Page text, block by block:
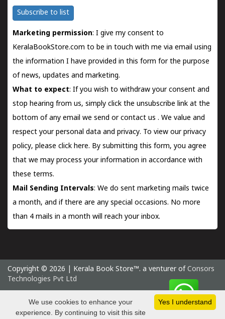
Subscribe to list
Marketing permission: I give my consent to
KeralaBookStore.com to be in touch with me via email using
the information I have provided in this form for the purpose
of news, updates and marketing.
What to expect: If you wish to withdraw your consent and
stop hearing from us, simply click the unsubscribe link at the
bottom of any email we send orcontact us . We value and
respect your personal data and privacy. To view our privacy
policy, please click here. By submitting this form, you agree
that we may process your information in accordance with
these terms.
Mail Sending Intervals: We do sent marketing mails twice
a month, and if there are any special occasions. No more
than 4 mails in a month will reach your inbox.
Copyright © 2026 | Kerala Book Store™. a venturer of Consors
Technologies Pvt Ltd
Thursday 6 August, 2026 IST
Yes I understand
We use cookies to enhance your
experience. By continuing to visit this site